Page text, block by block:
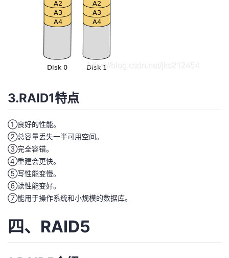
3.RAID1特点
①良好的性能。
②总容量丢失一半可用空间。
③完全容错。
④重建会更快。
⑤写性能变慢。
⑥读性能变好。
⑦能用于操作系统和小规模的数据库。
四、RAID5